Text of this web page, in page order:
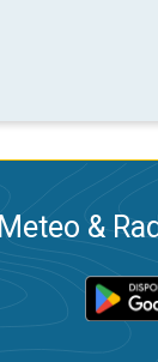
Meteo &